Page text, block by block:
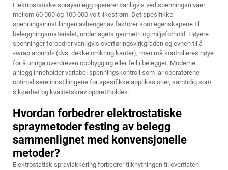
Elektrostatiske sprayanlegg opererer vanligvis ved spenningsnivåer
mellom 60 000 og 100 000 volt likestrøm. Det spesifikke
spenningsinnstillingen avhenger av faktorer som egenskapene til
beleggningsmaterialet, underlagets geometri og miljøforhold. Høyere
spenninger forbedrer vanligvis overføringsvirkgraden og evnen til å
«wrap around» (dvs. dekke omkring kanter), men må kontrolleres nøye
for å unngå overdreven oppbygging eller feil i belegget. Moderne
anlegg inneholder variabel spenningskontroll som lar operatørene
optimalisere innstillingene for spesifikke applikasjoner, samtidig som
sikkerhet og kvalitetskrav opprettholdes.
Hvordan forbedrer elektrostatiske
spraymetoder festing av belegg
sammenlignet med konvensjonelle
metoder?
Elektrostatisk spraylakkering forbedrer tilknytningen til overflaten